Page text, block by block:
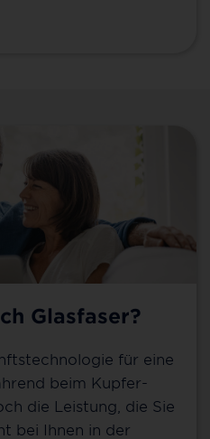
Glasfaser?
für eine
beim Kupfer-
die Leistung, die Sie
bei Ihnen in der